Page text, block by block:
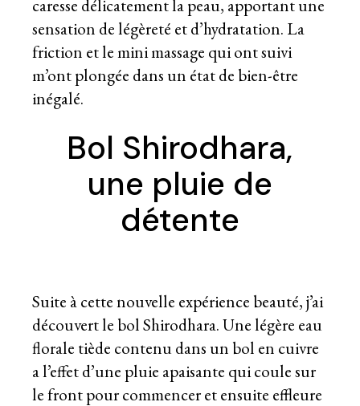
caresse délicatement la peau, apportant une
sensation de légèreté et d’hydratation. La
friction et le mini massage qui ont suivi
m’ont plongée dans un état de bien-être
inégalé.
Bol Shirodhara,
une pluie de
détente
Suite à cette nouvelle expérience beauté, j’ai
découvert le bol Shirodhara. Une légère eau
florale tiède contenu dans un bol en cuivre
a l’effet d’une pluie apaisante qui coule sur
le front pour commencer et ensuite effleure